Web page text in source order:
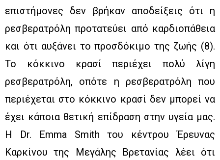
επιστήμονες δεν βρήκαν αποδείξεις ότι η
ρεσβερατρόλη προτατεύει από καρδιοπάθεια
και ότι αυξάνει το προσδόκιμο της ζωής (8).
Το κόκκινο κρασί περιέχει πολύ λίγη
ρεσβερατρόλη, οπότε η ρεσβερατρόλη που
περιέχεται στο κόκκινο κρασί δεν μπορεί να
έχει κάποια θετική επίδραση στην υγεία μας.
Η Dr. Emma Smith του κέντρου Έρευνας
Καρκίνου της Μεγάλης Βρετανίας λέει ότι